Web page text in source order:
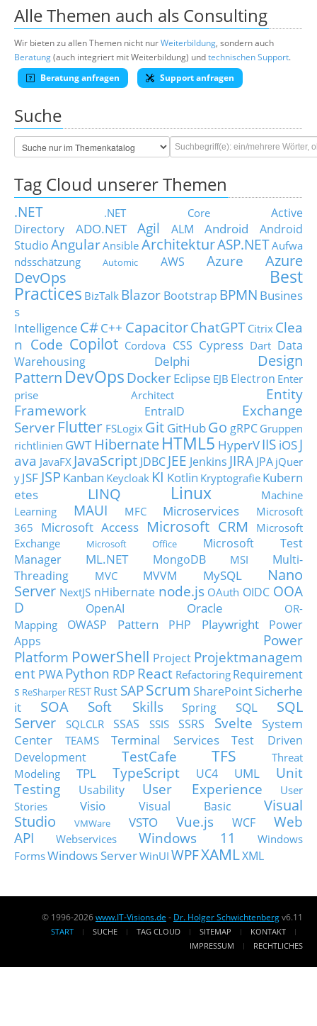
Alle Themen auch als Consulting
Wir bieten zu allen Themen nicht nurWeiterbildung, sondern auch
Beratung(auch integriert mit Weiterbildung) undtechnischen Support.
Beratung anfragen
Support anfragen
Suche
Tag Cloud unserer Themen
.NET .NET Core
Active
Directory
ADO.NET Agil ALM Android
Android
StudioAngularAnsible ArchitekturASP.NETAufwa
ndsschätzung
Automic AWS Azure
Azure
DevOps
Best
Practices BizTalk Blazor Bootstrap BPMN Busines
s
Intelligence C#C++ CapacitorChatGPT Citrix Clea
n Code Copilot Cordova CSS Cypress Dart Data
Warehousing
Delphi
Design
Pattern DevOps DockerEclipse EJB Electron Enter
prise Architect
Entity
Framework
EntraID
Exchange
Server Flutter FSLogix Git GitHubGo gRPC Gruppen
richtlinien GWT HibernateHTML5 HyperVIIS iOSJ
ava JavaFX JavaScript JDBC JEE Jenkins JIRA JPA jQuer
y JSF JSP Kanban Keycloak KI Kotlin Kryptografie Kubern
etes
LINQ Linux
Machine
Learning
MAUI MFC Microservices
Microsoft
365
Microsoft Access Microsoft CRM
Microsoft
Exchange
Microsoft Office
Microsoft Test
Manager
ML.NET MongoDB MSI
Multi-
Threading
MVC MVVM MySQL
Nano
Server NextJS nHibernate node.js OAuth OIDC OOA
D
OpenAI Oracle
OR-
Mapping
OWASP Pattern PHP Playwright
Power
Apps
Power
Platform PowerShell Project Projektmanagem
ent PWA Python RDP React Refactoring Requirement
s ReSharper RESTRust SAPScrum SharePointSicherhe
it
SOA Soft Skills Spring SQL
SQL
Server
SQLCLR SSAS SSIS SSRS Svelte
System
Center
TEAMS Terminal Services
Test Driven
Development
TestCafe TFS
Threat
Modeling
TPL TypeScript UC4 UML
Unit
Testing
Usability User Experience
User
Stories
Visio Visual Basic
Visual
Studio
VMWare VSTO Vue.js WCF
Web
API
Webservices Windows 11
Windows
FormsWindows ServerWinUI WPFXAMLXML
© 1996-2026www.IT-Visions.de - Dr. Holger Schwichtenbergv6.11
START SUCHE TAG CLOUD SITEMAP
KONTAKT
IMPRESSUM
RECHTLICHES